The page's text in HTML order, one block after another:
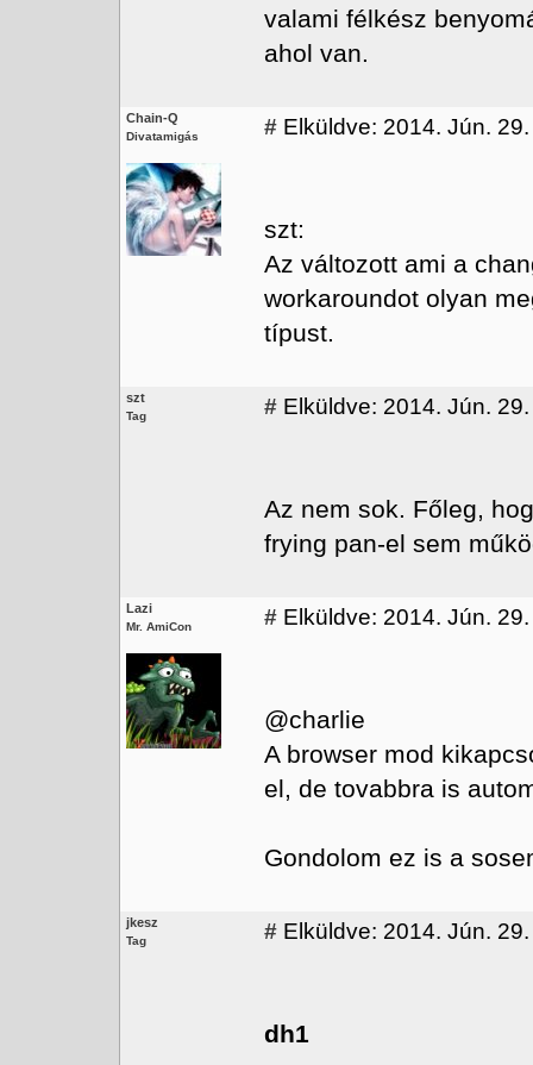
valami félkész
ahol van.
Chain-Q
Divatamigás # Elküldve: 2014. Jún.
szt:
Az változott ami a
workaroundot olyan
típust.
szt
Tag # Elküldve: 2014. Jún.
Az nem sok. Főleg,
frying pan-el sem
Lazi
Mr. AmiCon # Elküldve: 2014. Jún.
@charlie
A browser mod
el, de tovabbra is
Gondolom ez is a
jkesz
Tag # Elküldve: 2014. Jún.
dh1